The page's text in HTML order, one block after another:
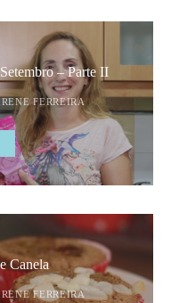
– Parte II
FERREIRA
Canela
FERREIRA